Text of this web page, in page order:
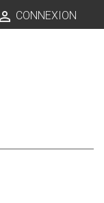
 CONNEXION